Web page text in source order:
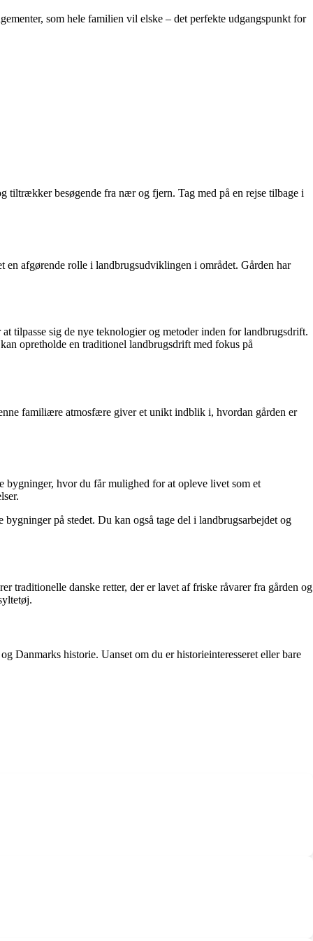
som hele familien vil elske – det perfekte udgangspunkt for
tiltrækker besøgende fra nær og fjern. Tag med på en rejse tilbage i
en afgørende rolle i landbrugsudviklingen i området. Gården har
tilpasse sig de nye teknologier og metoder inden for landbrugsdrift.
opretholde en traditionel landbrugsdrift med fokus på
familiære atmosfære giver et unikt indblik i, hvordan gården er
bygninger, hvor du får mulighed for at opleve livet som et
på stedet. Du kan også tage del i landbrugsarbejdet og
traditionelle danske retter, der er lavet af friske råvarer fra gården og
Danmarks historie. Uanset om du er historieinteresseret eller bare